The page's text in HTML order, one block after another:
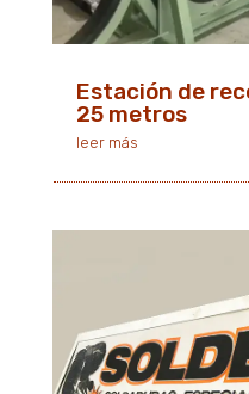
Estación de
25 metros
leer más